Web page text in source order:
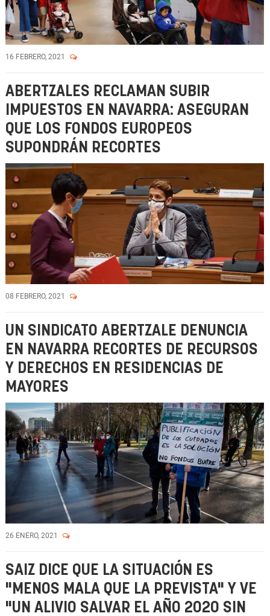
16 FEBRERO, 2021
ABERTZALES RECLAMAN SUBIR
IMPUESTOS EN NAVARRA: ASEGURAN
QUE LOS FONDOS EUROPEOS
SUPONDRÁN RECORTES
08 FEBRERO, 2021
UN SINDICATO ABERTZALE DENUNCIA
EN NAVARRA RECORTES DE RECURSOS
Y DERECHOS EN RESIDENCIAS DE
MAYORES
26 ENERO, 2021
SAIZ DICE QUE LA SITUACIÓN ES
"MENOS MALA QUE LA PREVISTA" Y VE
"UN ALIVIO SALVAR EL AÑO 2020 SIN